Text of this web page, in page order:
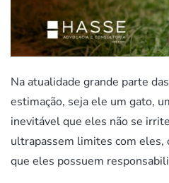
Na atualidade grande parte
estimação, seja ele um gato,
inevitável que eles não se
ultrapassem limites com eles,
que eles possuem